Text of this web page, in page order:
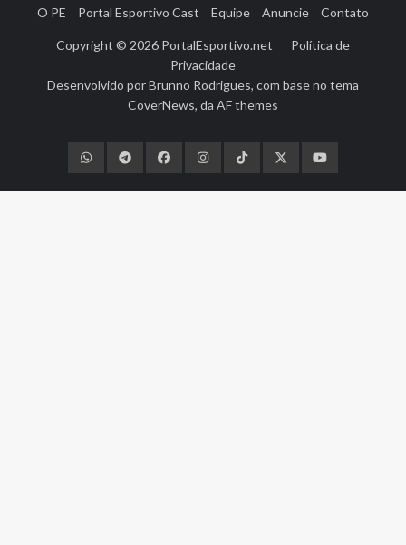
O PE Portal Esportivo Cast Equipe Anuncie Contato
Copyright © 2026 PortalEsportivo.net
Política de
Privacidade
Desenvolvido porBrunno Rodrigues, com base no tema
CoverNews, da AF themes